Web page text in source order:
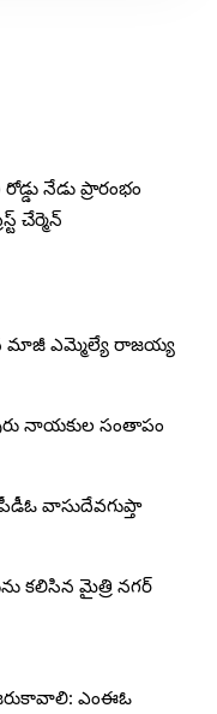
నేడు ప్రారంభం
చేర్మెన్
ఎమ్మెల్యే రాజయ్య
నాయకుల సంతాపం
వాసుదేవగుప్తా
కలిసిన మైత్రి నగర్
ఎంఈఓ